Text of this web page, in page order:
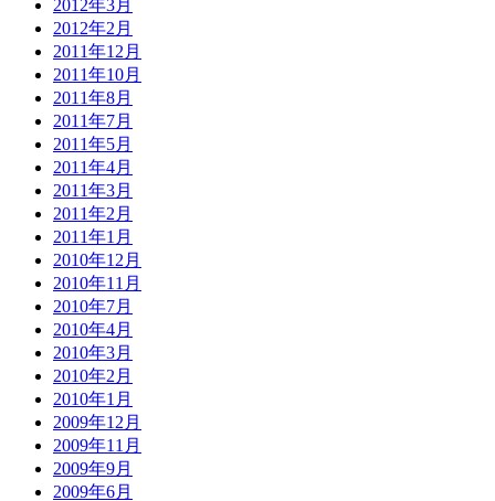
2012年3月
2012年2月
2011年12月
2011年10月
2011年8月
2011年7月
2011年5月
2011年4月
2011年3月
2011年2月
2011年1月
2010年12月
2010年11月
2010年7月
2010年4月
2010年3月
2010年2月
2010年1月
2009年12月
2009年11月
2009年9月
2009年6月